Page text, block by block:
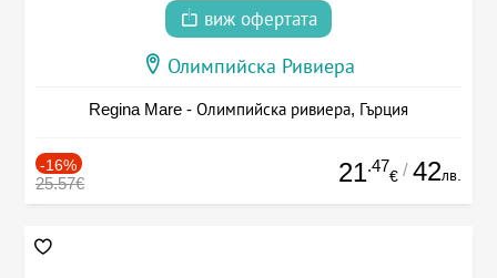
виж офертата
Олимпийска Ривиера
Regina Mare - Олимпийска ривиера, Гърция
-16%
25.57€ 21.47
€ / 42лв.